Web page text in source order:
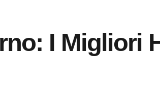
I Migliori